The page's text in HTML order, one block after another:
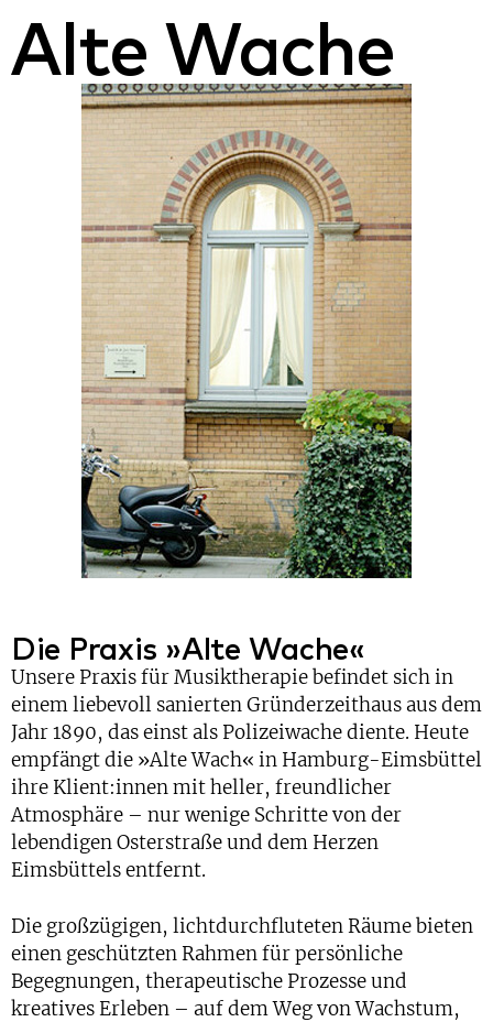
Alte Wache
Die Praxis »Alte Wache«
Unsere Praxis für Musiktherapie befindet sich in
einem liebevoll sanierten Gründerzeithaus aus dem
Jahr 1890, das einst als Polizeiwache diente. Heute
empfängt die »Alte Wach« in Hamburg-Eimsbüttel
ihre Klient:innen mit heller, freundlicher
Atmosphäre – nur wenige Schritte von der
lebendigen Osterstraße und dem Herzen
Eimsbüttels entfernt.
Die großzügigen, lichtdurchfluteten Räume bieten
einen geschützten Rahmen für persönliche
Begegnungen, therapeutische Prozesse und
kreatives Erleben – auf dem Weg von Wachstum,